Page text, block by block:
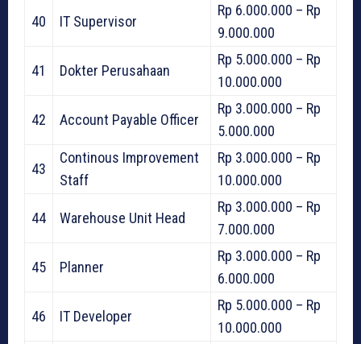
40 IT Supervisor
Rp 6.000.000 – Rp
9.000.000
41 Dokter Perusahaan
Rp 5.000.000 – Rp
10.000.000
42 Account Payable Officer
Rp 3.000.000 – Rp
5.000.000
43
Continous Improvement
Staff
Rp 3.000.000 – Rp
10.000.000
44 Warehouse Unit Head
Rp 3.000.000 – Rp
7.000.000
45 Planner
Rp 3.000.000 – Rp
6.000.000
46 IT Developer
Rp 5.000.000 – Rp
10.000.000